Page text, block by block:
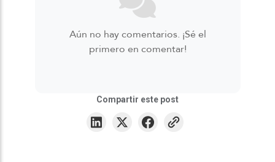
Aún no hay comentarios. ¡Sé el
primero en comentar!
Compartir este post